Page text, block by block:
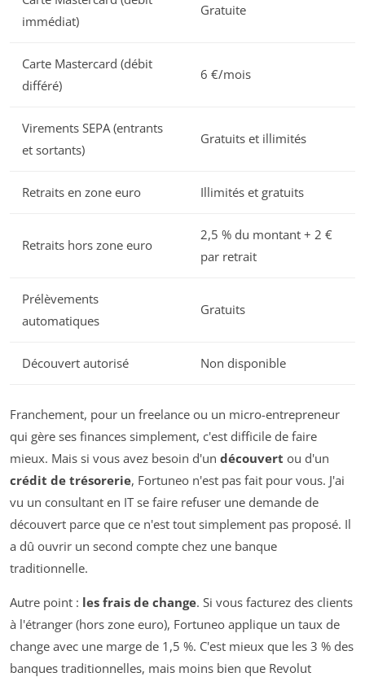
immédiat)
Gratuite
Carte Mastercard (débit
différé)
6 €/mois
Virements SEPA (entrants
et sortants)
Gratuits et illimités
Retraits en zone euro Illimités et gratuits
Retraits hors zone euro
2,5 % du montant + 2 €
par retrait
Prélèvements
automatiques
Gratuits
Découvert autorisé Non disponible
Franchement, pour un freelance ou un micro-entrepreneur
qui gère ses finances simplement, c'est difficile de faire
mieux. Mais si vous avez besoin d'un découvert ou d'un
crédit de trésorerie, Fortuneo n'est pas fait pour vous. J'ai
vu un consultant en IT se faire refuser une demande de
découvert parce que ce n'est tout simplement pas proposé. Il
a dû ouvrir un second compte chez une banque
traditionnelle.
Autre point : les frais de change. Si vous facturez des clients
à l'étranger (hors zone euro), Fortuneo applique un taux de
change avec une marge de 1,5 %. C'est mieux que les 3 % des
banques traditionnelles, mais moins bien que Revolut